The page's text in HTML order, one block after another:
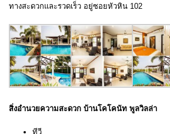
ทางสะดวกและรวดเร็ว อยู่ซอยหัวหิน 102
สิ่งอำนวยความสะดวก บ้านโคโคนัท พูลวิลล่า
ทีวี